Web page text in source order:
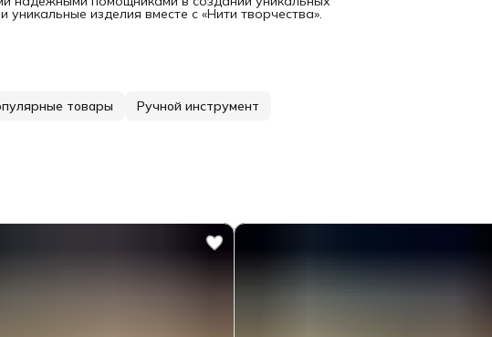
изделия вместе с «Нити творчества».
товары Ручной инструмент